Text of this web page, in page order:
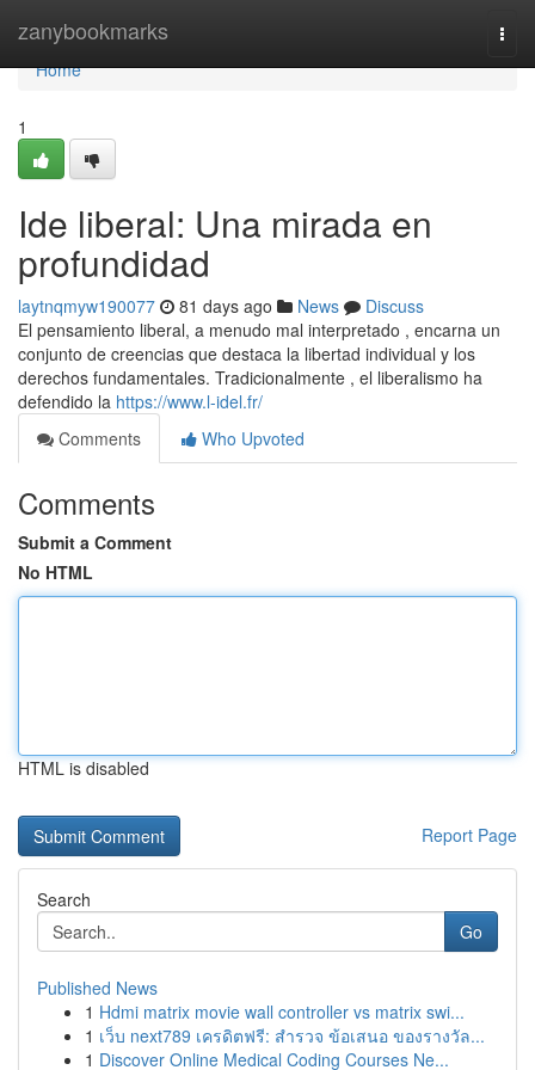
zanybookmarks
Home
Home
1
Ide liberal: Una mirada en
profundidad
laytnqmyw190077 81 days ago News
Discuss
El pensamiento liberal, a menudo mal interpretado , encarna un
conjunto de creencias que destaca la libertad individual y los
derechos fundamentales. Tradicionalmente , el liberalismo ha
defendido la https://www.l-idel.fr/
Comments
Who Upvoted
Comments
Submit a Comment
No HTML
HTML is disabled
Report Page
Search
Go
Published News
1 Hdmi matrix movie wall controller vs matrix swi...
1 เว็บ next789 เครดิตฟรี: สำรวจ ข้อเสนอ ของรางวัล...
1 Discover Online Medical Coding Courses Ne...